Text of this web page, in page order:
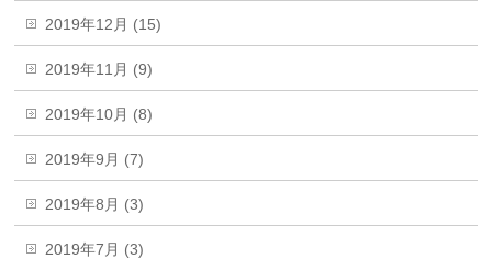
2019年12月 (15)
2019年11月 (9)
2019年10月 (8)
2019年9月 (7)
2019年8月 (3)
2019年7月 (3)